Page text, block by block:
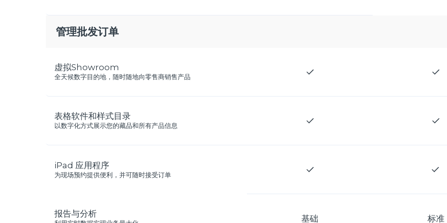
管理批发订单
虚拟Showroom
全天候数字目的地，随时随地向零售商销售产品
表格软件和样式目录
以数字化方式展示您的藏品和所有产品信息
iPad 应用程序
为现场预约提供便利，并可随时接受订单
报告与分析 基础 标准